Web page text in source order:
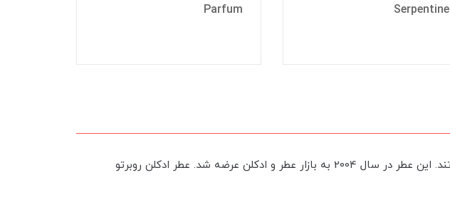
Serpentine
Parfum
عطر ادکلن روبرتو کاوالی جاست کاوالی مردانه-Roberto Cavalli Just Cavalli عطری است خنک و تند. این عطر در سال 2004 به بازار عطر و ادکلن عرضه شد. عطر ادکلن روبرتو